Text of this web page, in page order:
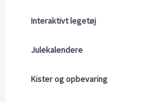
Interaktivt legetøj
Julekalendere
Kister og opbevaring